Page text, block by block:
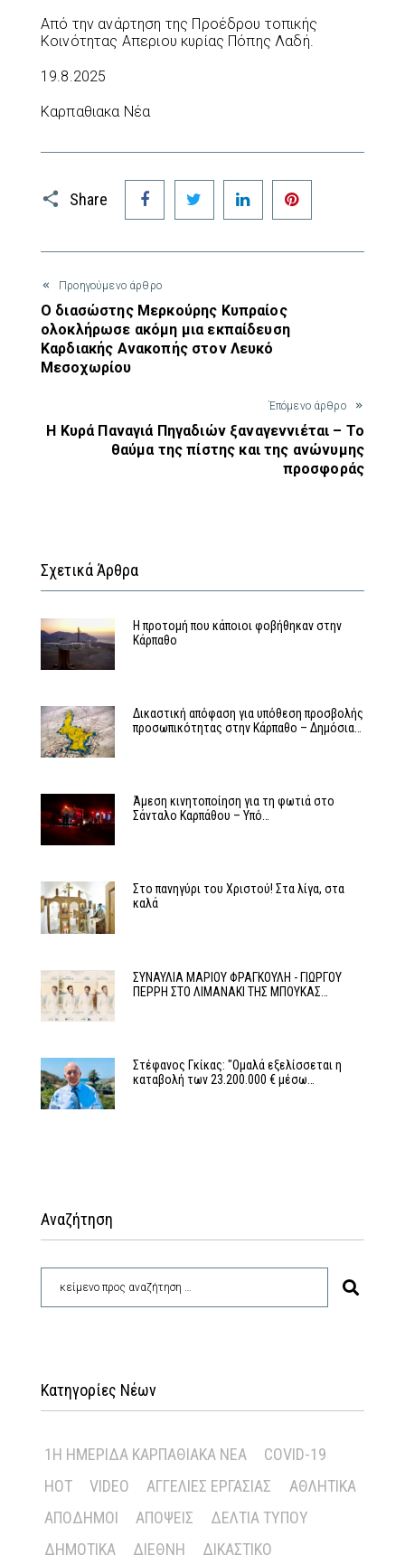
Από την ανάρτηση της Προέδρου τοπικής
Κοινότητας Απεριου κυρίας Πόπης Λαδή.
19.8.2025
Καρπαθιακα Νέα
Share
Facebook Twitter LinkedIn
Προηγούμενο άρθρο
Ο διασώστης Μερκούρης Κυπραίος
ολοκλήρωσε ακόμη μια εκπαίδευση
Καρδιακής Ανακοπής στον Λευκό
Μεσοχωρίου
Έπόμενο άρθρο
Η Κυρά Παναγιά Πηγαδιών ξαναγεννιέται – Το
θαύμα της πίστης και της ανώνυμης
προσφοράς
Σχετικά Άρθρα
Η προτομή που κάποιοι φοβήθηκαν στην
Κάρπαθο
Δικαστική απόφαση για υπόθεση προσβολής
προσωπικότητας στην Κάρπαθο – Δημόσια…
Άμεση κινητοποίηση για τη φωτιά στο
Σάνταλο Καρπάθου – Υπό…
Στο πανηγύρι του Χριστού! Στα λίγα, στα
καλά
ΣΥΝΑΥΛΙΑ ΜΑΡΙΟΥ ΦΡΑΓΚΟΥΛΗ - ΓΙΩΡΓΟΥ
ΠΕΡΡΗ ΣΤΟ ΛΙΜΑΝΑΚΙ ΤΗΣ ΜΠΟΥΚΑΣ…
Στέφανος Γκίκας: "Ομαλά εξελίσσεται η
καταβολή των 23.200.000 € μέσω…
Αναζήτηση
Κατηγορίες Νέων
1Η ΗΜΕΡΊΔΑ ΚΑΡΠΑΘΙΑΚΆ ΝΈΑ
COVID-19
HOT
VIDEO ΑΓΓΕΛΊΕΣ ΕΡΓΑΣΊΑΣ
ΑΘΛΗΤΙΚΆ
ΑΠΌΔΗΜΟΙ
ΑΠΌΨΕΙΣ
ΔΕΛΤΊΑ ΤΎΠΟΥ
ΔΗΜΟΤΙΚΆ
ΔΙΕΘΝΉ ΔΙΚΑΣΤΙΚΌ